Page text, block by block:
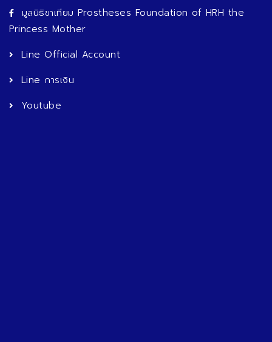
มูลนิธิขาเทียม Prostheses Foundation of HRH the
Princess Mother
Line Official Account
Line การเงิน
Youtube